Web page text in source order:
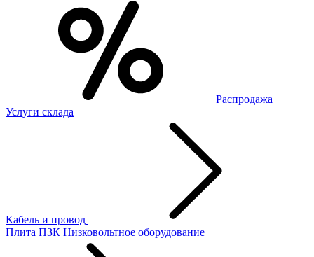
Распродажа
Услуги склада
Кабель и провод
Плита ПЗК Низковольтное оборудование